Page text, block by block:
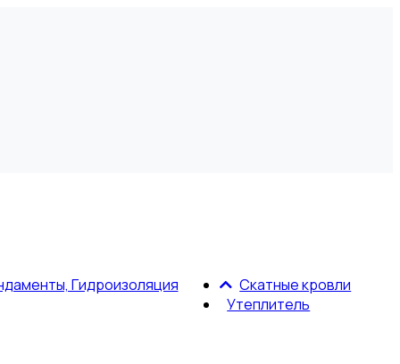
Гидроизоляция
Скатные кровли
Утеплитель